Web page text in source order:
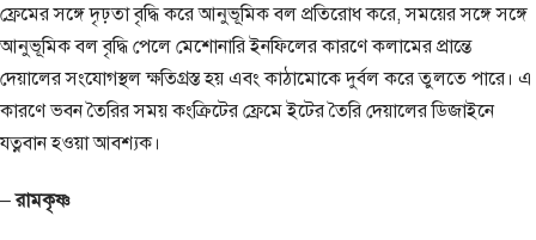
ফ্রেমের সঙ্গে দৃঢ়তা বৃদ্ধি করে আনুভূমিক বল প্রতিরোধ করে, সময়ের সঙ্গে সঙ্গে
আনুভূমিক বল বৃদ্ধি পেলে মেশোনারি ইনফিলের কারণে কলামের প্রান্তে
দেয়ালের সংযোগস্থল ক্ষতিগ্রস্ত হয় এবং কাঠামোকে দুর্বল করে তুলতে পারে। এ
কারণে ভবন তৈরির সময় কংক্রিটের ফ্রেমে ইটের তৈরি দেয়ালের ডিজাইনে
যত্নবান হওয়া আবশ্যক।
–রামকৃষ্ণ